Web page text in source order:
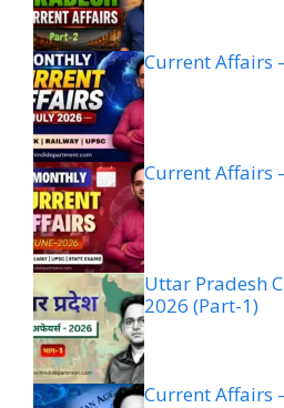
Current Affairs
Current Affairs
Uttar Pradesh
2026 (Part-1)
Current Affairs